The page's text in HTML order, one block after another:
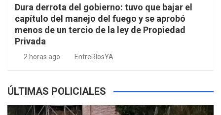
Dura derrota del gobierno: tuvo que bajar el
capítulo del manejo del fuego y se aprobó
menos de un tercio de la ley de Propiedad
Privada
2 horas ago EntreRíosYA
ÚLTIMAS POLICIALES